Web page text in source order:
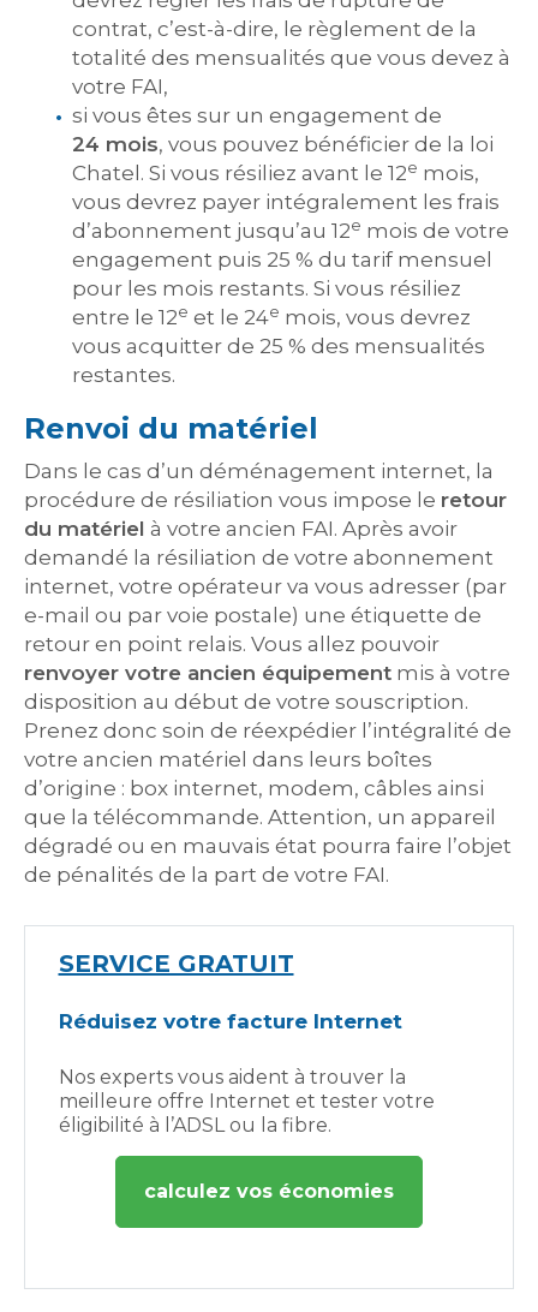
contrat, c’est-à-dire, le règlement de la
totalité des mensualités que vous devez à
votre FAI,
si vous êtes sur un engagement de
24 mois, vous pouvez bénéficier de la loi
Chatel. Si vous résiliez avant le 12e mois,
vous devrez payer intégralement les frais
d’abonnement jusqu’au 12e mois de votre
engagement puis 25 % du tarif mensuel
pour les mois restants. Si vous résiliez
entre le 12e et le 24e mois, vous devrez
vous acquitter de 25 % des mensualités
restantes.
Renvoi du matériel
Dans le cas d’un déménagement internet, la
procédure de résiliation vous impose le retour
du matériel à votre ancien FAI. Après avoir
demandé la résiliation de votre abonnement
internet, votre opérateur va vous adresser (par
e-mail ou par voie postale) une étiquette de
retour en point relais. Vous allez pouvoir
renvoyer votre ancien équipement mis à votre
disposition au début de votre souscription.
Prenez donc soin de réexpédier l’intégralité de
votre ancien matériel dans leurs boîtes
d’origine : box internet, modem, câbles ainsi
que la télécommande. Attention, un appareil
dégradé ou en mauvais état pourra faire l’objet
de pénalités de la part de votre FAI.
SERVICE GRATUIT
Réduisez votre facture Internet
Nos experts vous aident à trouver la
meilleure offre Internet et tester votre
éligibilité à l’ADSL ou la fibre.
calculez vos économies